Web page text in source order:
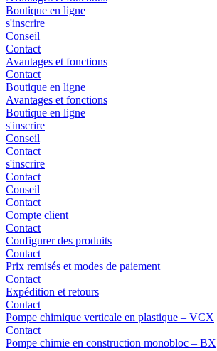
Boutique en ligne
s'inscrire
Conseil
Contact
Avantages et fonctions
Contact
Boutique en ligne
Avantages et fonctions
Boutique en ligne
s'inscrire
Conseil
Contact
s'inscrire
Contact
Conseil
Contact
Compte client
Contact
Configurer des produits
Contact
Prix remisés et modes de paiement
Contact
Expédition et retours
Contact
Pompe chimique verticale en plastique – VCX
Contact
Pompe chimie en construction monobloc – BX